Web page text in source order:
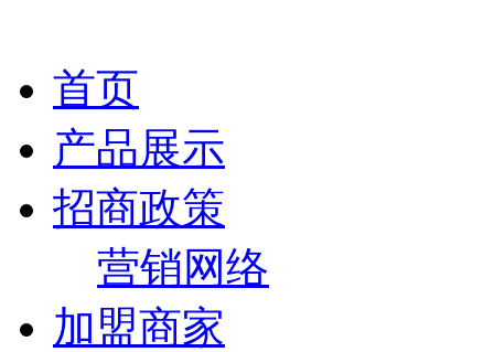
首页
产品展示
招商政策
营销网络
加盟商家